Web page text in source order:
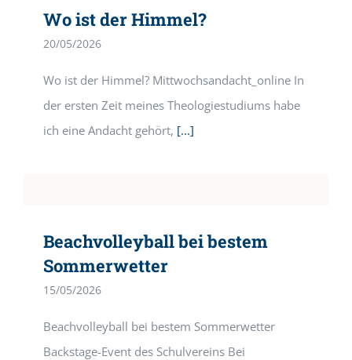
Wo ist der Himmel?
20/05/2026
Wo ist der Himmel? Mittwochsandacht_online In
der ersten Zeit meines Theologiestudiums habe
ich eine Andacht gehört, [...]
Beachvolleyball bei bestem
Sommerwetter
15/05/2026
Beachvolleyball bei bestem Sommerwetter
Backstage-Event des Schulvereins Bei